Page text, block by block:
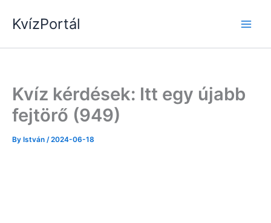
KvízPortál
Kvíz kérdések: Itt egy újabb
fejtörő (949)
By István /2024-06-18